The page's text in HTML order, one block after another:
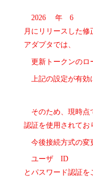
2026 年
6
月にリリースした
アダプタでは、
更新トークンのロ
上記の設定が有効
そのため、現時点
認証を使用されてお
今後接続方式の変
ユーザ
ID
とパスワード認証を